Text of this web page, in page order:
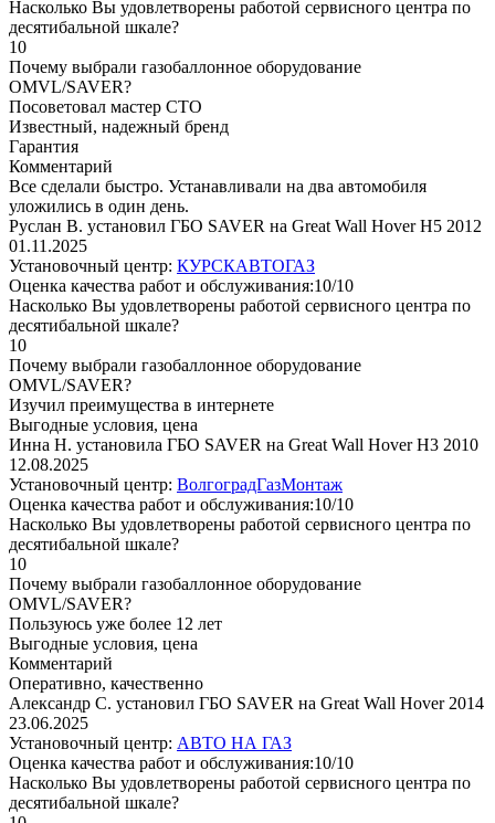
Насколько Вы удовлетворены работой сервисного центра по
десятибальной шкале?
10
Почему выбрали газобаллонное оборудование
OMVL/SAVER?
Посоветовал мастер СТО
Известный, надежный бренд
Гарантия
Комментарий
Все сделали быстро. Устанавливали на два автомобиля
уложились в один день.
Руслан В. установил ГБО SAVER на Great Wall Hover H5 2012
01.11.2025
Установочный центр: КУРСКАВТОГАЗ
Оценка качества работ и обслуживания:10/10
Насколько Вы удовлетворены работой сервисного центра по
десятибальной шкале?
10
Почему выбрали газобаллонное оборудование
OMVL/SAVER?
Изучил преимущества в интернете
Выгодные условия, цена
Инна Н. установила ГБО SAVER на Great Wall Hover H3 2010
12.08.2025
Установочный центр: ВолгоградГазМонтаж
Оценка качества работ и обслуживания:10/10
Насколько Вы удовлетворены работой сервисного центра по
десятибальной шкале?
10
Почему выбрали газобаллонное оборудование
OMVL/SAVER?
Пользуюсь уже более 12 лет
Выгодные условия, цена
Комментарий
Оперативно, качественно
Александр С. установил ГБО SAVER на Great Wall Hover 2014
23.06.2025
Установочный центр: АВТО НА ГАЗ
Оценка качества работ и обслуживания:10/10
Насколько Вы удовлетворены работой сервисного центра по
десятибальной шкале?